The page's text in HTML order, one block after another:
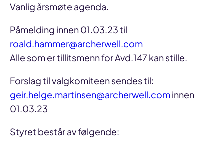
Vanlig årsmøte agenda.
Påmelding innen 01.03.23 til
roald.hammer@archerwell.com
Alle som er tillitsmenn for Avd.147 kan stille.
Forslag til valgkomiteen sendes til:
geir.helge.martinsen@archerwell.cominnen
01.03.23
Styret består av følgende: